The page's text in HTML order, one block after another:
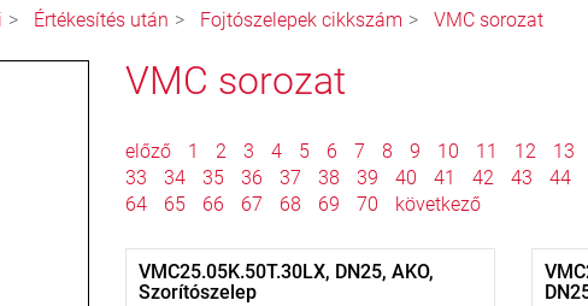
Értékesítés után Fojtószelepek cikkszám VMC sorozat
VMC sorozat
előző 1 2 3 4 5 6 7 8 9 10 11 12 13
33
34 35 36 37 38 39 40 41 42 43 44
64
65 66 67 68 69 70 következő
VMC25.05K.50T.30LX, DN25, AKO,
Szorítószelep